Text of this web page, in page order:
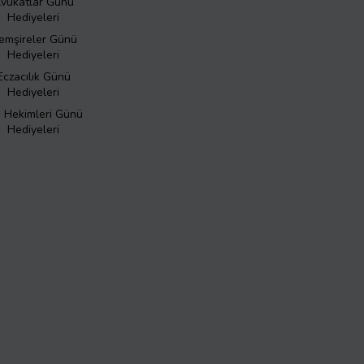
Hediyeleri
Günü
Hediyeleri
Günü
Hediyeleri
Hekimleri Günü
Hediyeleri